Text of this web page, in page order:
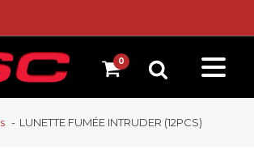
LUNETTE FUMÉE INTRUDER (12PCS)